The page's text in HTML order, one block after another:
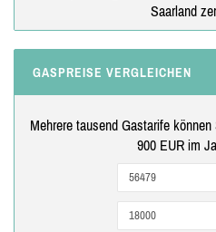
Saarland
GASPREISE VERGLEICHEN
Mehrere tausend Gastarife
900 EUR im